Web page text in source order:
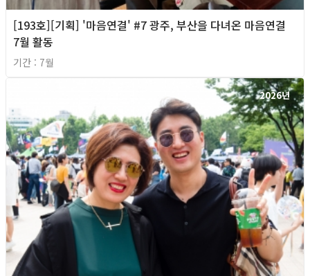
[193호][기획] '마음연결' #7 광주, 부산을 다녀온 마음연결
7월 활동
기간 : 7월
2026년